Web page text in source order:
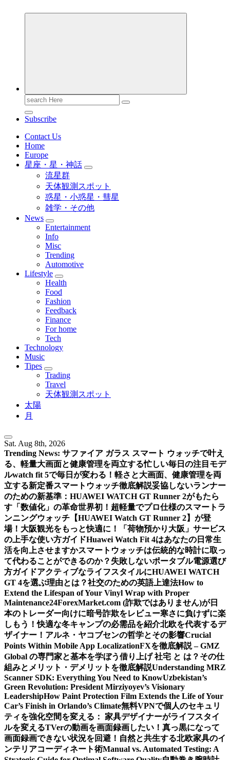
Search
for:
Subscribe
Contact Us
Home
Europe
星座・星・神話
流星群
天体観測スポット
惑星・小惑星・彗星
雑学・その他
News
Entertainment
Info
Misc
Trending
Automotive
Lifestyle
Health
Food
Fashion
Feedback
Finance
For home
Tech
Technology
Music
Tipes
Trading
Travel
天体観測スポット
太陽
月
Sat. Aug 8th, 2026
Trending News: サファイア ガラス スマート ウォッチで叶え
る、軽量大画面と健康管理を両立する忙しい毎日の注目モデ
ルwatch fit 5で毎日が変わる！軽さと大画面、健康管理を両
立する新定番スマートウォッチ徹底解説妥協しないランナー
のための新基準：HUAWEI WATCH GT Runner 2がもたら
す「数値化」の革命世界初！超軽量でプロ仕様のスマートラ
ンニングウォッチ【HUAWEI Watch GT Runner 2】が登
場！ 大阪観光をもっと快適に！「荷物預かり大阪」サービス
の上手な使い方ガイドHuawei Watch Fit 4はあなたの日常生
活を向上させますかスマートウォッチは伝統的な時計に取っ
て代わることができるのか？ 失敗しないポータブル電源選び
方ガイドアクティブなライフスタイルにHUAWEI WATCH
GT 4を選ぶ理由とは？社交のための英語上達法How to
Extend the Lifespan of Your Vinyl Wrap with Proper
Maintenance24ForexMarket.com (詐欺ではありません)が日
本のトレーダー向けに暗号詐欺をレビュー寒さに負けずに楽
しもう！快適な冬キャンプの必需品を紹介北欧を代表するデ
ザイナー！アルネ・ヤコブセンの哲学とその影響Crucial
Points Within Mobile App LocalizationFXを徹底解説 – GMZ
Global の専門家と基本を学ぼう借り上げ 社宅 と は？その仕
組みとメリット・デメリットを徹底解説Understanding MRZ
Scanner SDK: Everything You Need to KnowUzbekistan’s
Green Revolution: President Mirziyoyev’s Visionary
LeadershipHow Paint Protection Film Extends the Life of Your
Car’s Finish in Orlando’s Climate無料VPNで個人のセキュリ
ティを強化空間を変える： 家具デザイナーがライフスタイ
ルを変えるTVerの動画を画面録画したい！真っ黒になって
画面録画できない状況を回避！ 自然と共生する北欧家具のイ
ンテリアコーディネート術Manual vs. Automated Testing: A